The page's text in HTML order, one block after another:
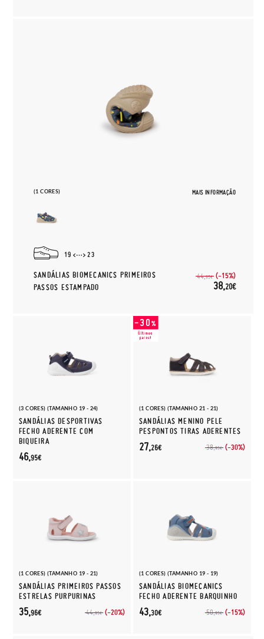
(1 CORES) MAIS INFORMAÇÃO
19 23
SANDÁLIAS BIOMECANICS PRIMEIROS
PASSOS ESTAMPADO
44,95€ (-15%)
38,20€
(3 CORES) (TAMANHO 19 - 24)
SANDÁLIAS DESPORTIVAS
FECHO ADERENTE COM
BIQUEIRA
46,95€
(1 CORES) (TAMANHO 21 - 21)
SANDÁLIAS MENINO PELE
PESPONTOS TIRAS ADERENTES
38,95€ (-30%)
27,26€
(1 CORES) (TAMANHO 19 - 21)
SANDÁLIAS PRIMEIROS PASSOS
ESTRELAS PURPURINAS
44,95€ (-20%)
35,96€
(1 CORES) (TAMANHO 19 - 19)
SANDÁLIAS BIOMECANICS
FECHO ADERENTE BARQUINHO
50,95€ (-15%)
43,30€